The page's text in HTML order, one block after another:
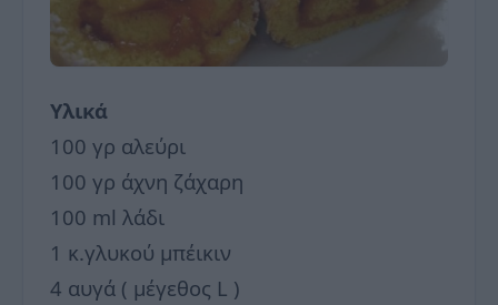
Υλικά
100 γρ αλεύρι
100 γρ άχνη ζάχαρη
100 ml λάδι
1 κ.γλυκού μπέικιν
4 αυγά ( μέγεθος L )